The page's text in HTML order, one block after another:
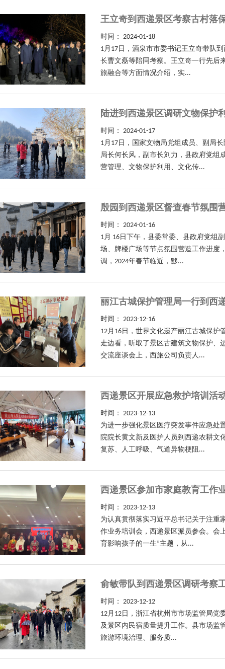
王立奇到西递景区考察古村落
时间： 2024-01-18
1月17日，酒泉市市委书记王立奇带队
长曹文磊等陪同考察。王立奇一行先后
旅融合等方面情况介绍，实...
陆进到西递景区调研文物保护
时间： 2024-01-17
1月17日，国家文物局党组成员、副局
局长何长风，副市长刘力，县政府党组
营管理、文物保护利用、文化传...
殷园到西递景区督查春节氛围
时间： 2024-01-16
1月 16日下午，县委常委、县政府党组
场、牌楼广场等节点氛围营造工作进度
调，2024年春节临近，黟...
丽江古城保护管理局一行到西
时间： 2023-12-16
12月16日，世界文化遗产丽江古城保
走边看，听取了景区古建筑文物保护、
交流座谈会上，西旅公司负责人...
西递景区开展应急救护培训活
时间： 2023-12-13
为进一步强化景区医疗突发事件应急处
院院长黄文新及医护人员到西递农耕文
复苏、人工呼吸、气道异物梗阻...
西递景区参加市家庭教育工作
时间： 2023-12-13
为认真贯彻落实习近平总书记关于注重
作业务培训会，西递景区派员参会。会
育影响孩子的一生”主题，从...
俞敏带队到西递景区调研考察
时间： 2023-12-12
12月12日，浙江省杭州市市场监管局
及景区内民宿质量提升工作。县市场监
旅游环境治理、服务质...